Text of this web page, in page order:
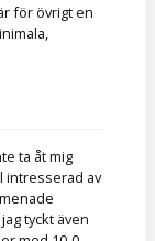
för övrigt en
ta åt mig
intresserad av
tyckt även